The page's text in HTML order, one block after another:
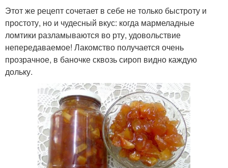
Этот же рецепт сочетает в себе не только быстроту и
простоту, но и чудесный вкус: когда мармеладные
ломтики разламываются во рту, удовольствие
непередаваемое! Лакомство получается очень
прозрачное, в баночке сквозь сироп видно каждую
дольку.